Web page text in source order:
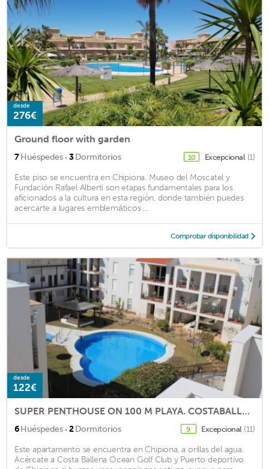
desde
276€
Ground floor with garden
7Huéspedes · 3Dormitorios 10 Excepcional (1)
Este piso se encuentra en Chipiona. Museo del Moscatel y
Fundación Rafael Alberti son etapas fundamentales para los
aficionados a la cultura en esta región, donde también puedes
acercarte a lugares emblemáticos ...
Comprobar disponibilidad
desde
122€
SUPER PENTHOUSE ON 100 M PLAYA. COSTABALLENA, BROKEN. 30 M. SOLARIUM AND BARBECUE
6Huéspedes · 2Dormitorios 9 Excepcional (11)
Este apartamento se encuentra en Chipiona, a orillas del agua.
Acércate a Costa Ballena Ocean Golf Club y Puerto deportivo